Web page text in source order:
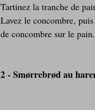
Tartinez la tranche de
Lavez le concombre,
de concombre sur le
2 - Smørrebrød au